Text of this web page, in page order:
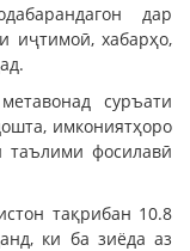
дар
иҷтимоӣ, хабарҳо,
суръати
имкониятҳоро
таълими фосилавӣ
тақрибан 10.8
ки ба зиёда аз